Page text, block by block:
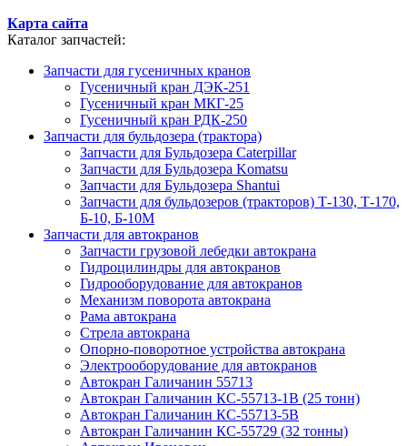
Карта сайта
Каталог запчастей:
Запчасти для гусеничных кранов
Гусеничный кран ДЭК-251
Гусеничный кран МКГ-25
Гусеничный кран РДК-250
Запчасти для бульдозера (трактора)
Запчасти для Бульдозера Caterpillar
Запчасти для Бульдозера Komatsu
Запчасти для Бульдозера Shantui
Запчасти для бульдозеров (тракторов) Т-130, Т-170,
Б-10, Б-10М
Запчасти для автокранов
Запчасти грузовой лебедки автокрана
Гидроцилиндры для автокранов
Гидрооборудование для автокранов
Механизм поворота автокрана
Рама автокрана
Стрела автокрана
Опорно-поворотное устройства автокрана
Электрооборудование для автокранов
Автокран Галичанин 55713
Автокран Галичанин КС-55713-1В (25 тонн)
Автокран Галичанин КС-55713-5В
Автокран Галичанин КС-55729 (32 тонны)